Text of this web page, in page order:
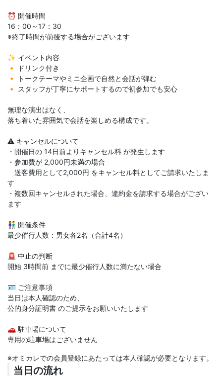
⏰ 開催時間
16：00～17：30
※終了時間が前後する場合がございます
✨ イベント内容
🔸 ドリンク付き
🔸 トークテーマやミニ企画で自然と会話が弾む
🔸 スタッフが丁寧にサポートするので初参加でも安心
無理な演出はなく、
落ち着いた雰囲気で会話を楽しめる構成です。
⚠️ キャンセルについて
・開催日の 14日前よりキャンセル料 が発生します
・参加費が 2,000円未満の場合
送客費用として2,000円 をキャンセル料としてご請求いたしま
す
・複数回キャンセルされた場合、違約金を請求する場合がござい
ます
👫 開催条件
最少催行人数：男女各2名（合計4名）
🚨 中止の判断
開始 3時間前 までに最少催行人数に満たない場合
🪪 ご注意事項
当日は本人確認のため、
公的身分証明書 のご提示をお願いいたします
🚗 駐車場について
専用の駐車場はございません
※オミカレでの会員登録にあたっては本人確認が必要となります。
当日の流れ